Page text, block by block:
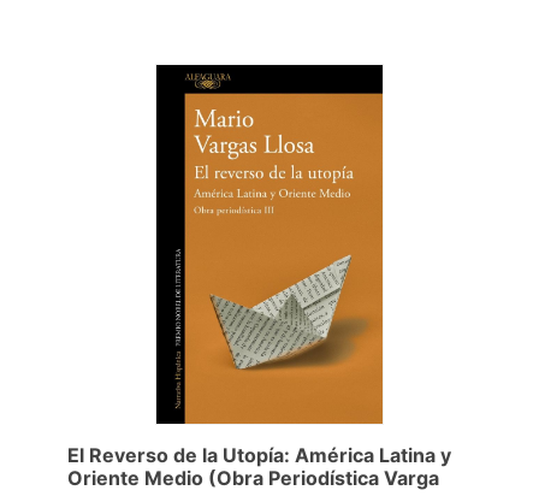
El Reverso de la Utopía: América Latina y
Oriente Medio (Obra Periodística Varga